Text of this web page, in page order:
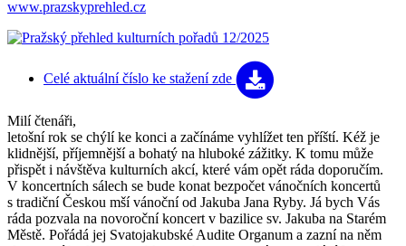
www.prazskyprehled.cz
Celé aktuální číslo ke stažení zde
Milí čtenáři,
letošní rok se chýlí ke konci a začínáme vyhlížet ten příští. Kéž je
klidnější, příjemnější a bohatý na hluboké zážitky. K tomu může
přispět i návštěva kulturních akcí, které vám opět ráda doporučím.
V koncertních sálech se bude konat bezpočet vánočních koncertů
s tradiční Českou mší vánoční od Jakuba Jana Ryby. Já bych Vás
ráda pozvala na novoroční koncert v bazilice sv. Jakuba na Starém
Městě. Pořádá jej Svatojakubské Audite Organum a zazní na něm